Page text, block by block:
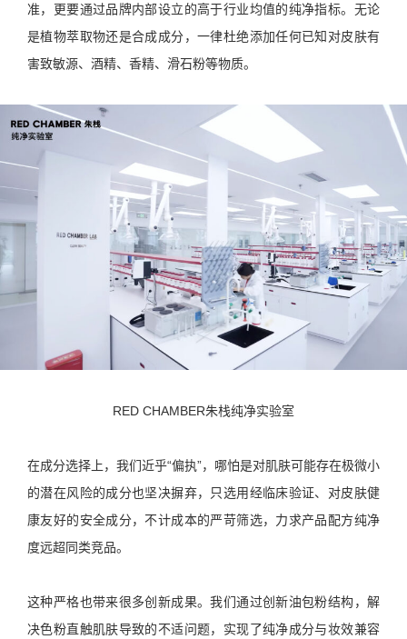
准，更要通过品牌内部设立的高于行业均值的纯净指标。无论
是植物萃取物还是合成成分，一律杜绝添加任何已知对皮肤有
害致敏源、酒精、香精、滑石粉等物质。
RED CHAMBER朱栈纯净实验室
在成分选择上，我们近乎“偏执”，哪怕是对肌肤可能存在极微小
的潜在风险的成分也坚决摒弃，只选用经临床验证、对皮肤健
康友好的安全成分，不计成本的严苛筛选，力求产品配方纯净
度远超同类竞品。
这种严格也带来很多创新成果。我们通过创新油包粉结构，解
决色粉直触肌肤导致的不适问题，实现了纯净成分与妆效兼容